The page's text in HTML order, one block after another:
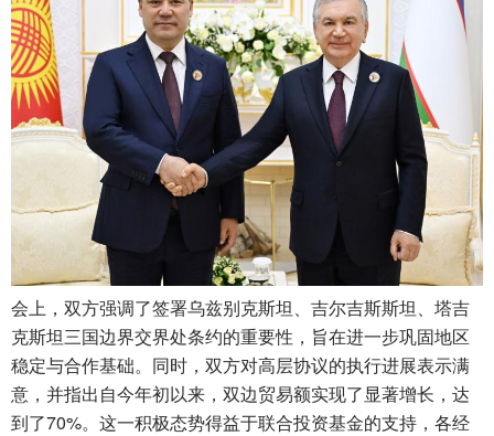
会上，双方强调了签署乌兹别克斯坦、吉尔吉斯斯坦、塔吉
克斯坦三国边界交界处条约的重要性，旨在进一步巩固地区
稳定与合作基础。同时，双方对高层协议的执行进展表示满
意，并指出自今年初以来，双边贸易额实现了显著增长，达
到了70%。这一积极态势得益于联合投资基金的支持，各经